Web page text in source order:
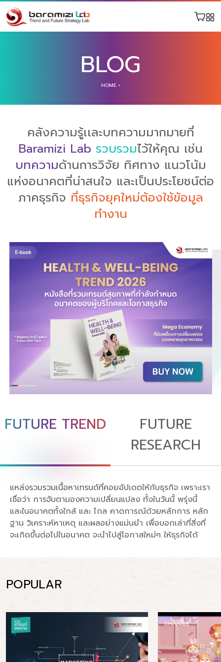
BLOG
HOME›
คลังความรู้เเละบทความมากมายที่
Baramizi Lab รวบรวมไว้ให้คุณ เช่น
บทความด้านการวิจัย ทิศทาง แนวโน้ม
แห่งอนาคตที่น่าสนใจ และเป็นประโยชน์ต่อ
ภาคธุรกิจ ที่ธุรกิจยุคใหม่ต้องใช้ข้อมูล
ทำงาน
FUTURE TREND
FUTURE
RESEARCH
แหล่งรวบรวมเนื้อหาเทรนด์ที่คอยอัปเดตให้กับธุรกิจ เพราะเรา
เชื่อว่า การจับตามองความเปลี่ยนแปลง ทั้งในวันนี้ พรุ่งนี้
และในอนาคตทั้งใกล้ และ ไกล คาดการณ์ด้วยหลักการ หลัก
ฐาน วิเคราะห์หาเหตุ และผลอย่างแม่นยำ เพื่อบอกเล่าที่สิ่งที่
จะเกิดขึ้นต่อไปในอนาคต จะนำไปสู่โอกาสใหม่ๆ ให้ธุรกิจได้
POPULAR